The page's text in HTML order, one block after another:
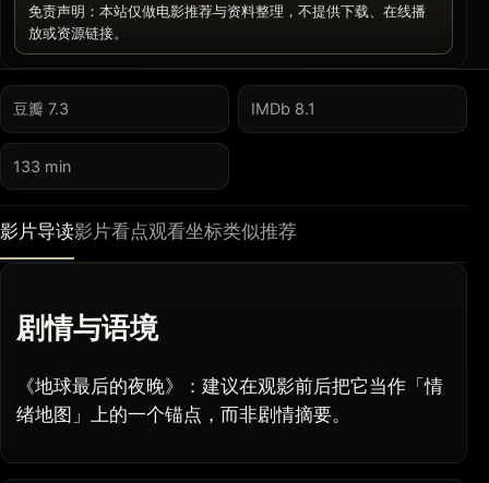
免责声明：本站仅做电影推荐与资料整理，不提供下载、在线播
放或资源链接。
豆瓣 7.3 IMDb 8.1
133 min
影片导读影片看点观看坐标类似推荐
剧情与语境
《地球最后的夜晚》：建议在观影前后把它当作「情
绪地图」上的一个锚点，而非剧情摘要。